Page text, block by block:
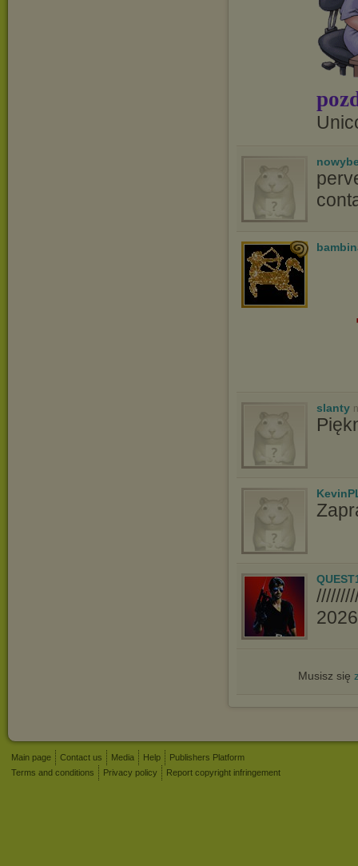
slanty
Musisz się
Main page Contact us Media Help
Publishers Platform
Terms and conditions
Privacy policy Report copyright infringement